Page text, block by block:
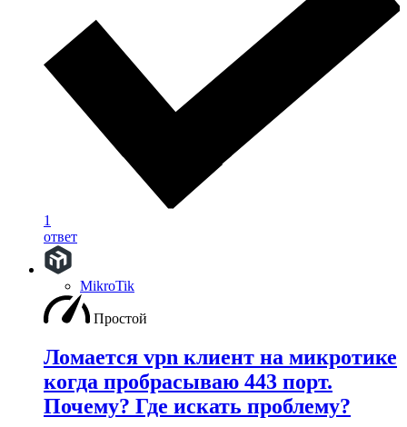
1
ответ
MikroTik
Простой
Ломается vpn клиент на микротике
когда пробрасываю 443 порт.
Почему? Где искать проблему?